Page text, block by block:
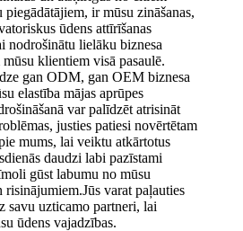
piegādātājiem, ir mūsu zināšanas,
ūdens attīrīšanas
nodrošinātu lielāku biznesa
klientiem visā pasaulē.
gan ODM, gan OEM biznesa
elastība mājas aprūpes
var palīdzēt atrisināt
justies patiesi novērtētam
mums, lai veiktu atkārtotus
daudzi labi pazīstami
gūst labumu no mūsu
varat paļauties
savu uzticamo partneri, lai
ūdens vajadzības.